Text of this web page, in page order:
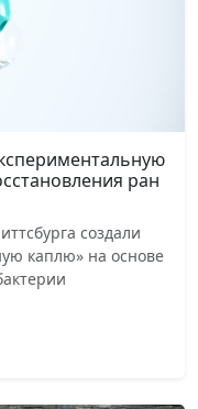
ран
создали
каплю» на основе